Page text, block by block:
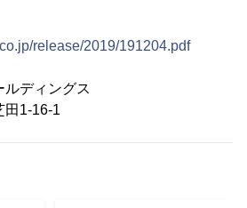
release/2019/191204.pdf
ディングス
1-16-1